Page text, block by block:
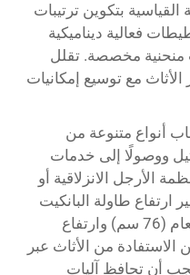
بتكوين ترتيبات
فعالية ديناميكية
منحنية مخصصة. تقلل
مع توسيع إمكانيات
أنواع متنوعة من
ووصولًا إلى خدمات
الأرجل الانزلاقية أو
ارتفاع طاولة البانكيت
بين الارتفاع القياسي لتناول الطعام (76 سم) وارتفاع
يزيد من الاستفادة من الأثاث عبر
أن تحافظ آليات